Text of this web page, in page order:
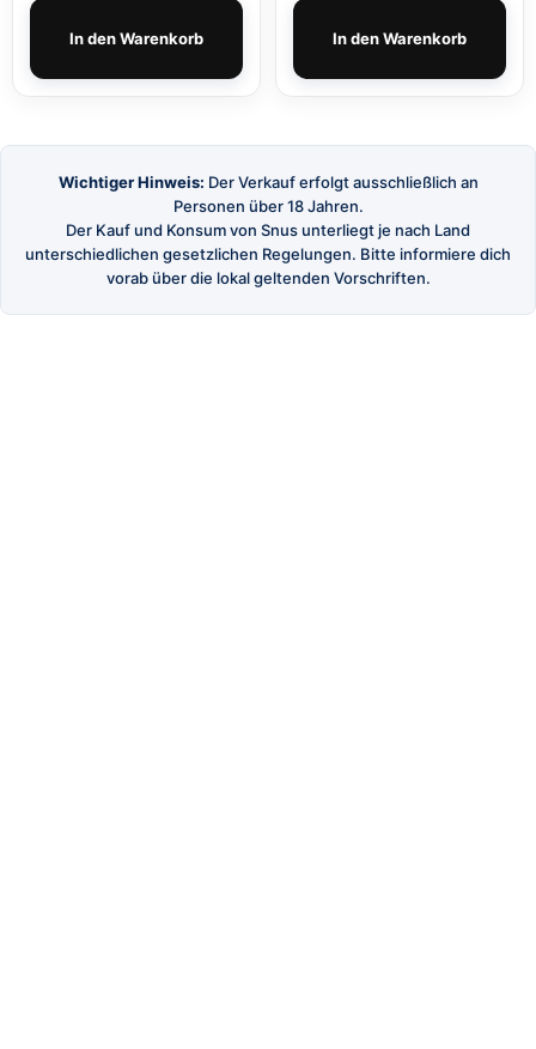
In den Warenkorb In den Warenkorb
Wichtiger Hinweis: Der Verkauf erfolgt ausschließlich an
Personen über 18 Jahren.
Der Kauf und Konsum von Snus unterliegt je nach Land
unterschiedlichen gesetzlichen Regelungen. Bitte informiere dich
vorab über die lokal geltenden Vorschriften.